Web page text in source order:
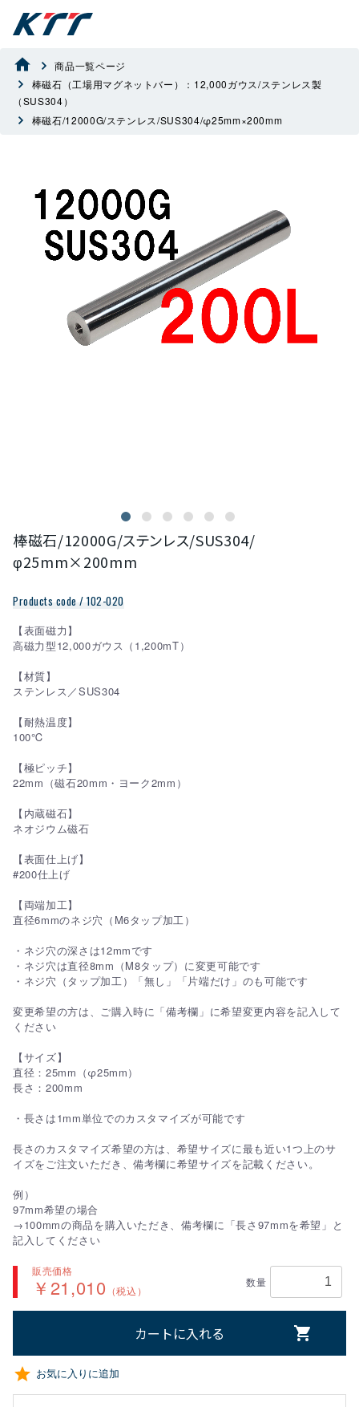
商品一覧ページ
棒磁石（工場用マグネットバー）：12,000ガウス/ステンレス製
（SUS304）
棒磁石/12000G/ステンレス/SUS304/φ25mm×200mm
棒磁石/12000G/ステンレス/SUS304/
φ25mm×200mm
Products code / 102-020
【表面磁力】
高磁力型12,000ガウス（1,200mT）
【材質】
ステンレス／SUS304
【耐熱温度】
100℃
【極ピッチ】
22mm（磁石20mm・ヨーク2mm）
【内蔵磁石】
ネオジウム磁石
【表面仕上げ】
#200仕上げ
【両端加工】
直径6mmのネジ穴（M6タップ加工）
・ネジ穴の深さは12mmです
・ネジ穴は直径8mm（M8タップ）に変更可能です
・ネジ穴（タップ加工）「無し」「片端だけ」のも可能です
変更希望の方は、ご購入時に「備考欄」に希望変更内容を記入して
ください
【サイズ】
直径：25mm（φ25mm）
長さ：200mm
・長さは1mm単位でのカスタマイズが可能です
長さのカスタマイズ希望の方は、希望サイズに最も近い1つ上のサ
イズをご注文いただき、備考欄に希望サイズを記載ください。
例）
97mm希望の場合
→100mmの商品を購入いただき、備考欄に「長さ97mmを希望」と
記入してください
販売価格
￥21,010 （税込）
数量
カートに入れる
お気に入りに追加